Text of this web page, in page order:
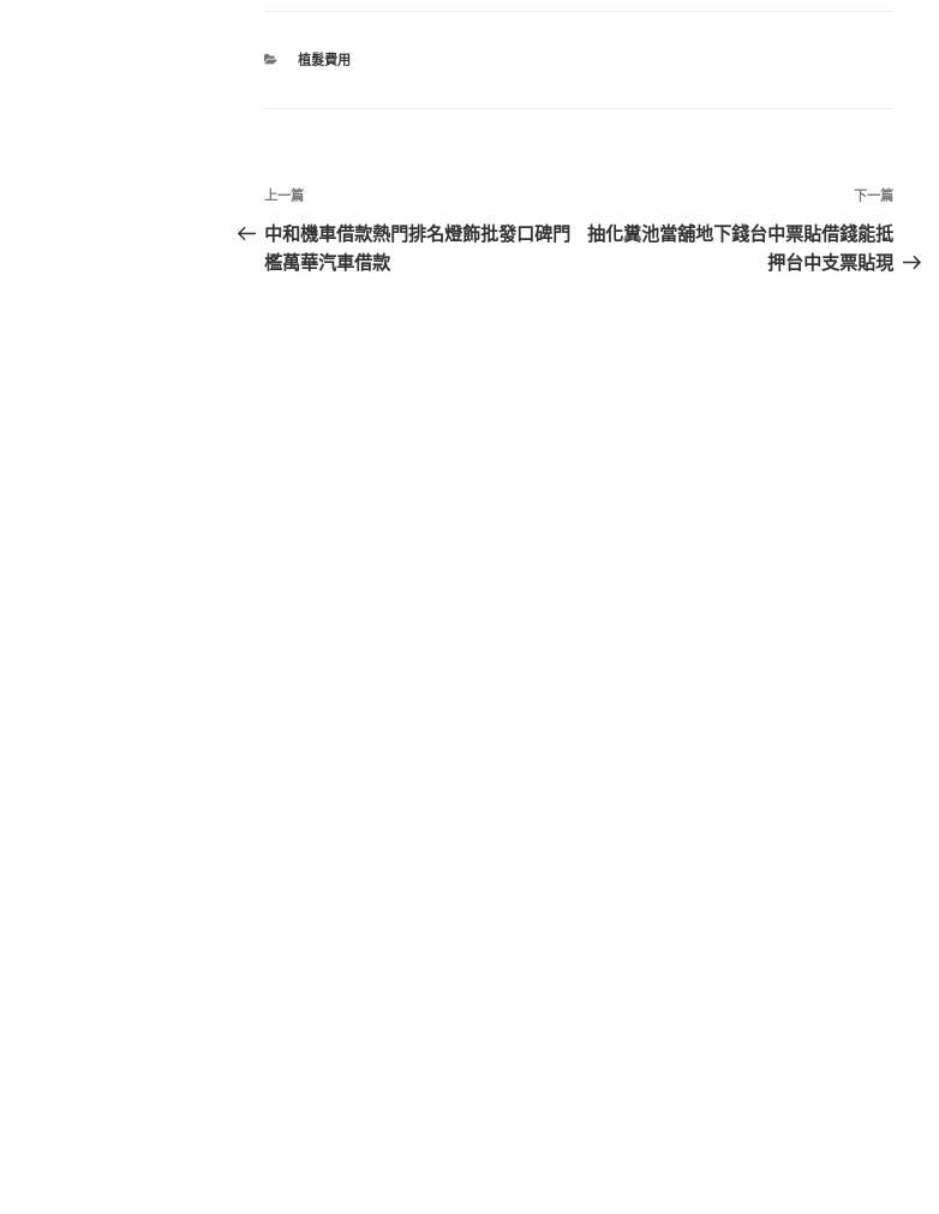
分
植髮費用
文
章
導
上
一
篇
上一篇
中和機車借款熱門排名燈飾批發口碑門
檻萬華汽車借款
下
一
篇
下一篇
抽化糞池當舖地下錢台中票貼借錢能抵
押台中支票貼現